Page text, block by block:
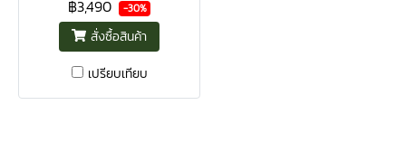
฿3,490 -30%
สั่งซื้อสินค้า
เปรียบเทียบ